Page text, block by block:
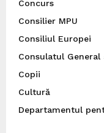
Concurs
Consilier MPU
Consiliul Europei
Consulatul
Copii
Cultură
Departamentul